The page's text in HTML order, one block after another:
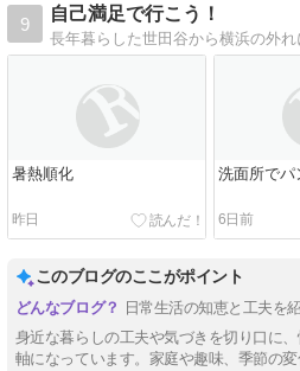
9
自己満足で行こう！
暑熱順化
昨日
洗面所でパ
6日前
このブログのここがポイント
日常生活の知恵と工夫を
身近な暮らしの工夫や気づきを切り口に
軸になっています。家庭や趣味、季節の